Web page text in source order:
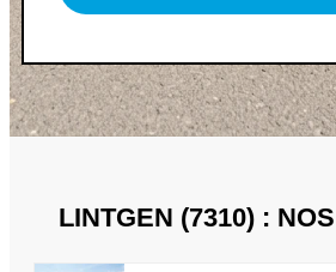
LINTGEN (7310) :